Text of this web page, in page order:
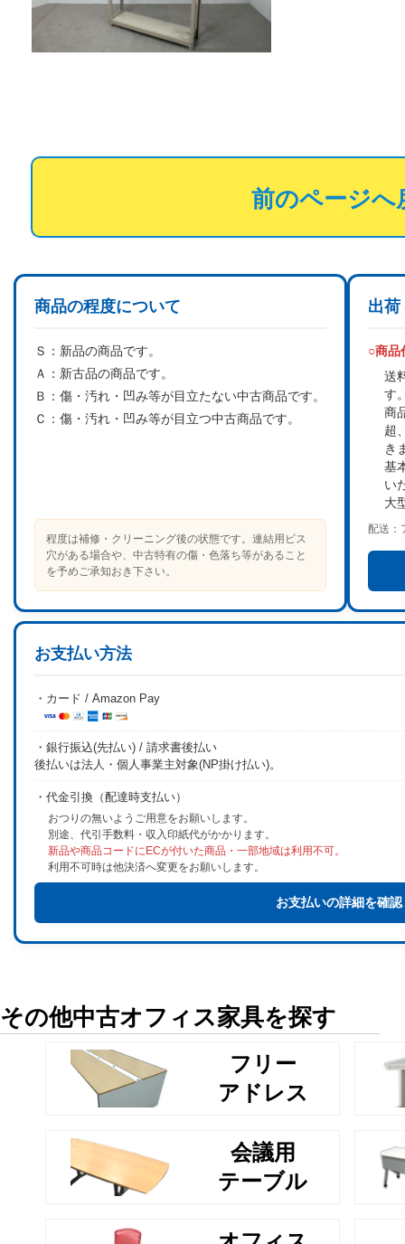
前のページへ
商品の程度について
Ｓ： 新品の商品です。
Ａ： 新古品の商品です。
Ｂ： 傷・汚れ・凹み等が目立たない中古商品です。
Ｃ： 傷・汚れ・凹み等が目立つ中古商品です。
程度は補修・クリーニング後の状態です。連結用ビス
穴がある場合や、中古特有の傷・色落ち等があること
を予めご承知おき下さい。
出荷
○商品
送
す
商
超
き
基
い
大
配送：
お支払い方法
・カード / Amazon Pay
・銀行振込(先払い) / 請求書後払い
後払いは法人・個人事業主対象(NP掛け払い)。
・代金引換（配達時支払い）
おつりの無いようご用意をお願いします。
別途、代引手数料・収入印紙代がかかります。
新品や商品コードにECが付いた商品・一部地域は利用不可。
利用不可時は他決済へ変更をお願いします。
お支払いの詳細を確認
その他中古オフィス家具を探す
フリー
アドレス
会議用
テーブル